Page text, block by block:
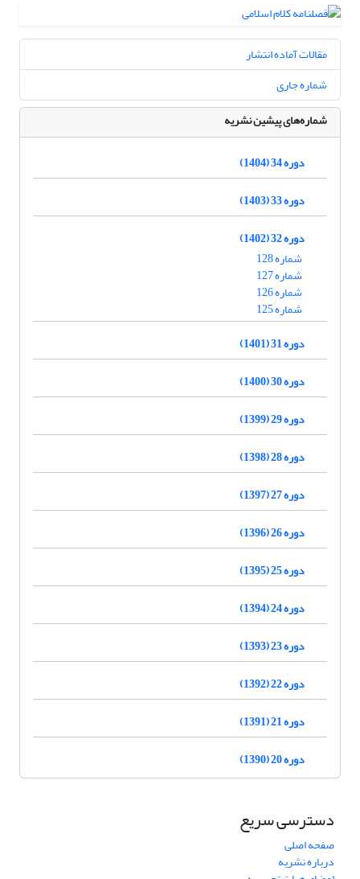
مقالات آماده انتشار
شماره جاری
شماره‌های پیشین نشریه
دوره 34 (1404)
دوره 33 (1403)
دوره 32 (1402)
شماره 128
شماره 127
شماره 126
شماره 125
دوره 31 (1401)
دوره 30 (1400)
دوره 29 (1399)
دوره 28 (1398)
دوره 27 (1397)
دوره 26 (1396)
دوره 25 (1395)
دوره 24 (1394)
دوره 23 (1393)
دوره 22 (1392)
دوره 21 (1391)
دوره 20 (1390)
دسترسی سریع
صفحه اصلی
درباره نشریه